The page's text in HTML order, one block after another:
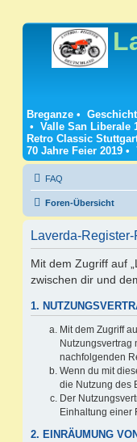
Breganze •
• Valle San Liberale
Retro Classic
70 Jahre Feier 2019 •
FAQ
Foren-Übersicht
Laverda-
Mit dem Zugriff auf
zwischen dir und
1.
Mit dem Zugriff
Nutzungsvertrag
nachfolgenden
Wenn du mit
die Nutzung des
Der
Einhaltung einer
2. EINRÄUMUNG